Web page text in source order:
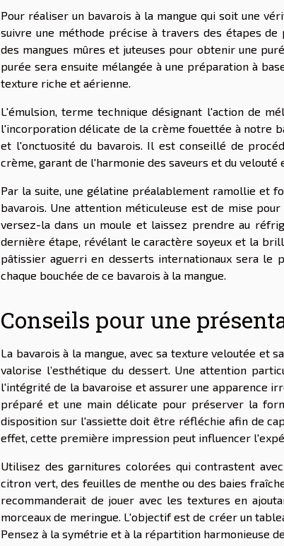
Pour réaliser un bavarois à la mangue qui soit une
suivre une méthode précise à travers des étapes
des mangues mûres et juteuses pour obtenir une
purée sera ensuite mélangée à une préparation à
texture riche et aérienne.
L'émulsion, terme technique désignant l'action de
l'incorporation délicate de la crème fouettée à notre
et l'onctuosité du bavarois. Il est conseillé de
crème, garant de l'harmonie des saveurs et du velouté
Par la suite, une gélatine préalablement ramollie et
bavarois. Une attention méticuleuse est de mise
versez-la dans un moule et laissez prendre au
dernière étape, révélant le caractère soyeux et la
pâtissier aguerri en desserts internationaux sera le
chaque bouchée de ce bavarois à la mangue.
Conseils pour une
La bavarois à la mangue, avec sa texture veloutée et
valorise l’esthétique du dessert. Une attention
l'intégrité de la bavaroise et assurer une apparence
préparé et une main délicate pour préserver la
disposition sur l'assiette doit être réfléchie afin de
effet, cette première impression peut influencer
Utilisez des garnitures colorées qui contrastent
citron vert, des feuilles de menthe ou des baies
recommanderait de jouer avec les textures en
morceaux de meringue. L'objectif est de créer un
Pensez à la symétrie et à la répartition harmonieuse